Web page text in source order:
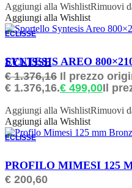
Aggiungi alla WishlistRimuovi
Aggiungi alla Wishlist
ECLISSE
ORDINABILE
SYNTESIS AREO 800×2100 ANTA A LIBRO – ECLISSE
€1.376,16 Il prezzo
€ 1.376,16.€ 499,00Il
Aggiungi alla WishlistRimuovi
Aggiungi alla Wishlist
ECLISSE
ORDINABILE
PROFILO MIMESI 125
€ 200,60